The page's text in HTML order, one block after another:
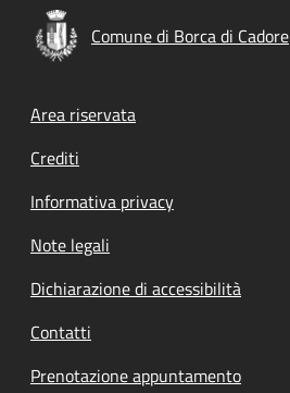
Comune di Borca di Cadore
Footer menu
Area riservata
Crediti
Informativa privacy
Note legali
Dichiarazione di accessibilità
Contatti
Prenotazione appuntamento